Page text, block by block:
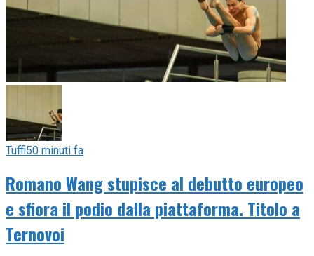
Tuffi50 minuti fa
Romano Wang stupisce al debutto europeo
e sfiora il podio dalla piattaforma. Titolo a
Ternovoi